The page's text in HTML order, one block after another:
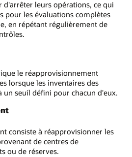
d'arrêter leurs opérations, ce qui
pour les évaluations complètes
en répétant régulièrement de
le réapprovisionnement
lorsque les inventaires des
un seuil défini pour chacun d'eux.
consiste à réapprovisionner les
de centres de
ou de réserves.